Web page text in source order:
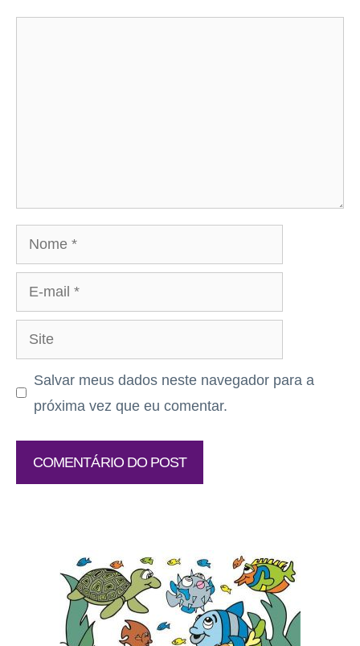
Nome
mail
Site
Salvar meus dados neste navegador para a
próxima vez que eu comentar.